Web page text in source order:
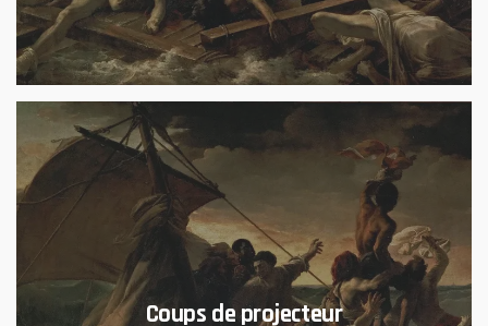
Coups de projecteur